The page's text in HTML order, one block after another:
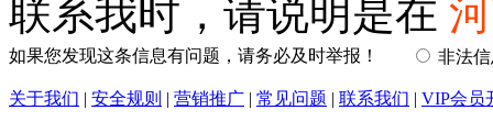
联系我时，请说明是在
如果您发现这条信息有问题，请务必及时举报！ 非法
关于我们 | 安全规则 | 营销推广 | 常见问题 | 联系我们 | VIP会员